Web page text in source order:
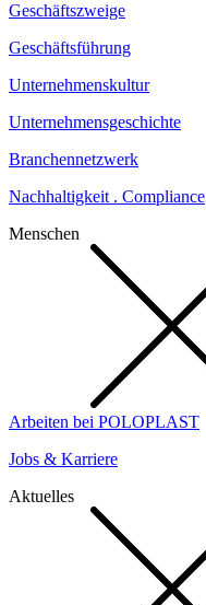
Geschäftszweige
Geschäftsführung
Unternehmenskultur
Unternehmensgeschichte
Branchennetzwerk
Nachhaltigkeit . Compliance
Menschen
Arbeiten bei POLOPLAST
Jobs & Karriere
Aktuelles